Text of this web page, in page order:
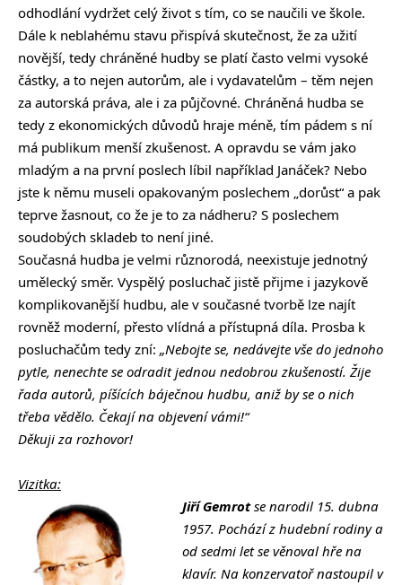
odhodlání vydržet celý život s tím, co se naučili ve škole.
Dále k neblahému stavu přispívá skutečnost, že za užití
novější, tedy chráněné hudby se platí často velmi vysoké
částky, a to nejen autorům, ale i vydavatelům – těm nejen
za autorská práva, ale i za půjčovné. Chráněná hudba se
tedy z ekonomických důvodů hraje méně, tím pádem s ní
má publikum menší zkušenost. A opravdu se vám jako
mladým a na první poslech líbil například Janáček? Nebo
jste k němu museli opakovaným poslechem „dorůst“ a pak
teprve žasnout, co že je to za nádheru? S poslechem
soudobých skladeb to není jiné.
Současná hudba je velmi různorodá, neexistuje jednotný
umělecký směr. Vyspělý posluchač jistě přijme i jazykově
komplikovanější hudbu, ale v současné tvorbě lze najít
rovněž moderní, přesto vlídná a přístupná díla. Prosba k
posluchačům tedy zní: „Nebojte se, nedávejte vše do jednoho
pytle, nenechte se odradit jednou nedobrou zkušeností. Žije
řada autorů, píšících báječnou hudbu, aniž by se o nich
třeba vědělo. Čekají na objevení vámi!“
Děkuji za rozhovor!
Vizitka:
Jiří Gemrotse narodil 15. dubna
1957. Pochází z hudební rodiny a
od sedmi let se věnoval hře na
klavír. Na konzervatoř nastoupil v